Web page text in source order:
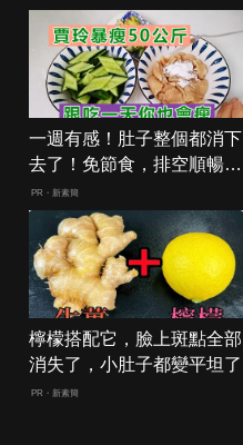
一週有感！肚子整個都消下
去了！免節食，排空順暢就
夠
PR・新素簡
檸檬搭配它，臉上斑點全部
消失了，小肚子都變平坦了
PR・新素簡